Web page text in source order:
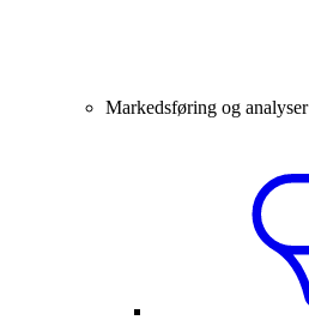
Markedsføring og analyser